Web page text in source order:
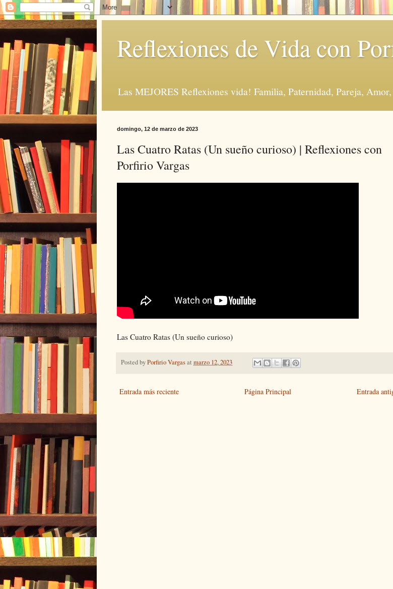
Reflexiones de Vida con
Las MEJORES Reflexiones vida! Familia, Paternidad, Pareja,
domingo, 12 de marzo de 2023
Las Cuatro Ratas (Un sueño curioso) | Reflexiones con
Porfirio Vargas
Las Cuatro Ratas (Un sueño curioso)
Posted byPorfirio Vargasat marzo 12, 2023
Entrada más reciente Entrada
Página Principal